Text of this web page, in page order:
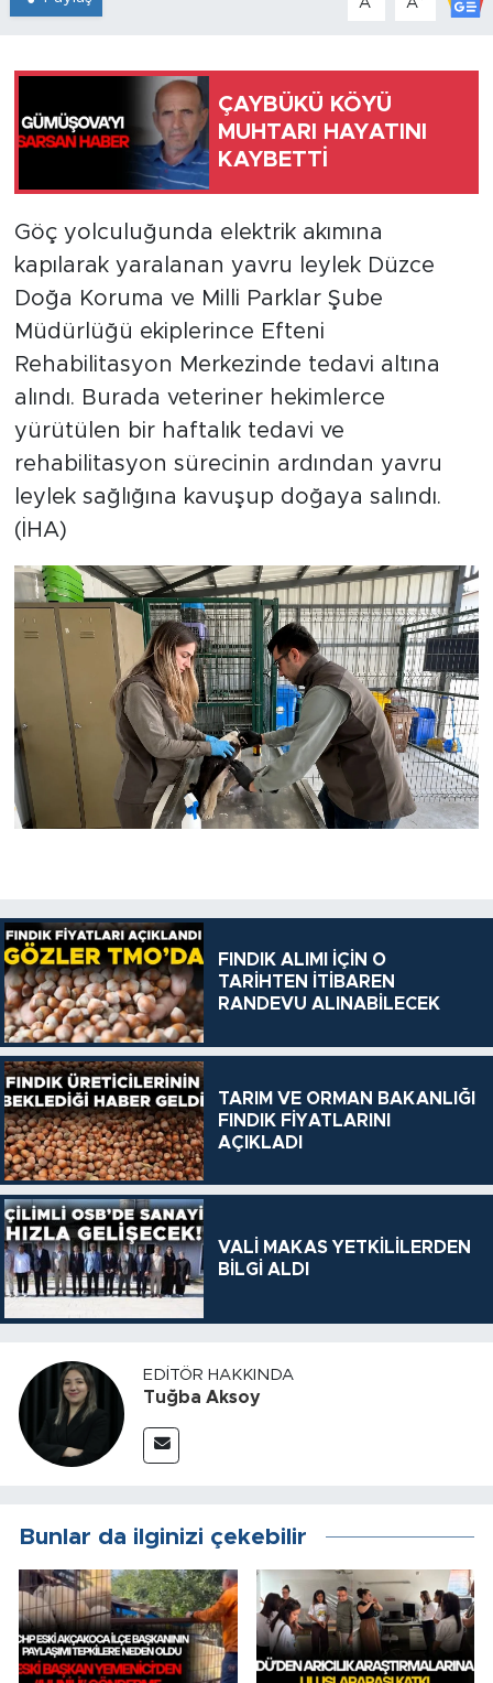
ÇAYBÜKÜ KÖYÜ
MUHTARI HAYATINI
KAYBETTİ
Göç yolculuğunda elektrik akımına
kapılarak yaralanan yavru leylek Düzce
Doğa Koruma ve Milli Parklar Şube
Müdürlüğü ekiplerince Efteni
Rehabilitasyon Merkezinde tedavi altına
alındı. Burada veteriner hekimlerce
yürütülen bir haftalık tedavi ve
rehabilitasyon sürecinin ardından yavru
leylek sağlığına kavuşup doğaya salındı.
(İHA)
FINDIK ALIMI İÇİN O
TARİHTEN İTİBAREN
RANDEVU ALINABİLECEK
TARIM VE ORMAN BAKANLIĞI
FINDIK FİYATLARINI
AÇIKLADI
VALİ MAKAS YETKİLİLERDEN
BİLGİ ALDI
EDITÖR HAKKINDA
Tuğba Aksoy
Bunlar da ilginizi çekebilir